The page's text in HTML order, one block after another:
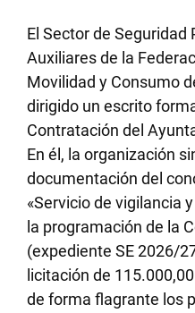
El Sector de Seguridad
Auxiliares de la
Movilidad y Consumo
dirigido un escrito
Contratación del
En él, la organización
documentación del
«Servicio de vigilancia
la programación de la
(expediente SE 2026/
licitación de
de forma flagrante los